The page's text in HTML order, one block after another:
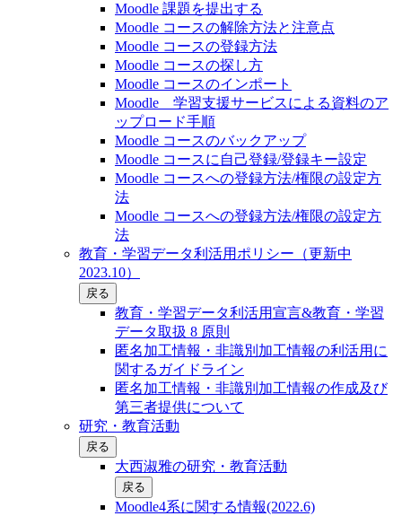
Moodle 課題を提出する
Moodle コースの解除方法と注意点
Moodle コースの登録⽅法
Moodle コースの探し⽅
Moodle コースのインポート
Moodle 学習支援サービスによる資料のア
ップロード手順
Moodle コースのバックアップ
Moodle コースに自己登録/登録キー設定
Moodle コースへの登録方法/権限の設定方
法
Moodle コースへの登録方法/権限の設定方
法
教育・学習データ利活用ポリシー（更新中
2023.10）
戻る
教育・学習データ利活用宣言&教育・学習
データ取扱 8 原則
匿名加工情報・非識別加工情報の利活用に
関するガイドライン
匿名加工情報・非識別加工情報の作成及び
第三者提供について
研究・教育活動
戻る
大西淑雅の研究・教育活動
戻る
Moodle4系に関する情報(2022.6)